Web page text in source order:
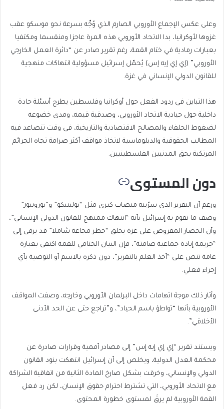
وعلى عكس الإجماع الأوروبي الصارم الذي وُجِّه بسرعة نحو موسكو عقب
غزوها لأوكرانيا، بدا الاتحاد الأوروبي هذه المرة عاجزا ومنقسما ومكتفيا
بعبارات رمادية في ختام القمة، رغم تقرير صادر عن “دائرة العمل الخارجي
الأوروبي” (إي إي إيه إس) يُحمّل إسرائيل مسؤولية انتهاكات منهجية
للقانون الدولي الإنساني في غزة.
هذا التباين في ردود الفعل حول أوكرانيا وفلسطين يطرح أسئلة حادة
داخلية حول حيادية الاتحاد الأوروبي، وصدقية قيمه، ومدى خضوعه
لضغوط الحلفاء والمصالح الاقتصادية والتاريخية، في وقت تتصاعد فيه
المطالب الحقوقية والدبلوماسية لاتخاذ مواقف أكثر صرامة تجاه الجرائم
المرتكبة بحق المدنيين الفلسطينيين.
دون المستوى
ورغم أن التقرير الذي سرّبته منصات كبرى مثل “بوليتيكو” و”يورونيوز”
وصف ما تقوم به إسرائيل بأنه “انتهاك ممنهج للقانون الدولي الإنساني”،
وأن الحصار المفروض على غزة يخلق “خطر مجاعة شاملا” قد يرقى إلى
“جريمة إبادة جماعية صامتة”، فإن البيان الختامي للقمة اكتفى بعبارة
عامة تنص على “أخذ العلم بالتقرير”، دون ذكره بالاسم أو التوصية بأي
إجراء فعلي.
وأثار ذلك موجة اتهامات داخل البرلمان الأوروبي وخارجه، وصفت المواقف
الأوروبية بأنها “تواطؤ باسم الحياد”، و”تراجع حتى عن الحد الأدنى
الأخلاقي”.
ويستند تقرير “إي إي إيه إس” إلى مصادر أممية وقرارات صادرة عن
محكمة العدل الدولية، ويخلص إلى أن إسرائيل انتهكت بنود القانون
الدولي والإنساني، وخرقت بشكل صارخ المادة الثانية من اتفاقية الشراكة
مع الاتحاد الأوروبي، التي تشترط احترام حقوق الإنسان، لكن رد فعل
القمة الأوروبية لم يرقَ لمستوى خطورة المحتوى.